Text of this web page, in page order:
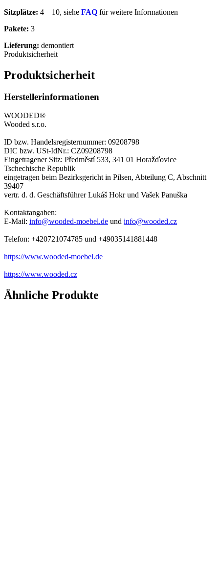
Sitzplätze: 4 – 10, siehe FAQ für weitere Informationen
Pakete: 3
Lieferung: demontiert
Produktsicherheit
Produktsicherheit
Herstellerinformationen
WOODED®
Wooded s.r.o.
ID bzw. Handelsregisternummer: 09208798
DIC bzw. USt-IdNr.: CZ09208798
Eingetragener Sitz: Předměstí 533, 341 01 Horažďovice
Tschechische Republik
eingetragen beim Bezirksgericht in Pilsen, Abteilung C, Abschnitt
39407
vertr. d. d. Geschäftsführer Lukáš Hokr und Vašek Panuška
Kontaktangaben:
E-Mail: info@wooded-moebel.de und info@wooded.cz
Telefon: +420721074785 und +49035141881448
https://www.wooded-moebel.de
https://www.wooded.cz
Ähnliche Produkte